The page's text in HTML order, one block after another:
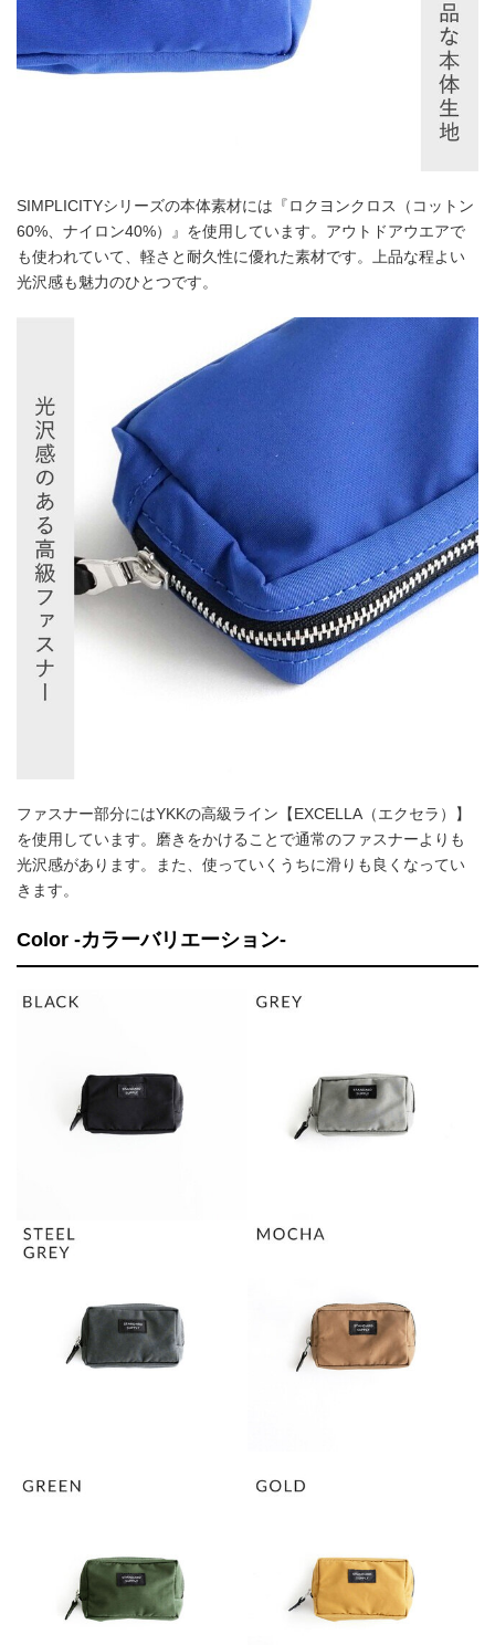
SIMPLICITYシリーズの本体素材には『ロクヨンクロス（コットン
60%、ナイロン40%）』を使用しています。アウトドアウエアで
も使われていて、軽さと耐久性に優れた素材です。上品な程よい
光沢感も魅力のひとつです。
ファスナー部分にはYKKの高級ライン【EXCELLA（エクセラ）】
を使用しています。磨きをかけることで通常のファスナーよりも
光沢感があります。また、使っていくうちに滑りも良くなってい
きます。
Color -カラーバリエーション-